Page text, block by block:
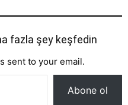
fazla şey keşfedin
sent to your email.
Abone ol